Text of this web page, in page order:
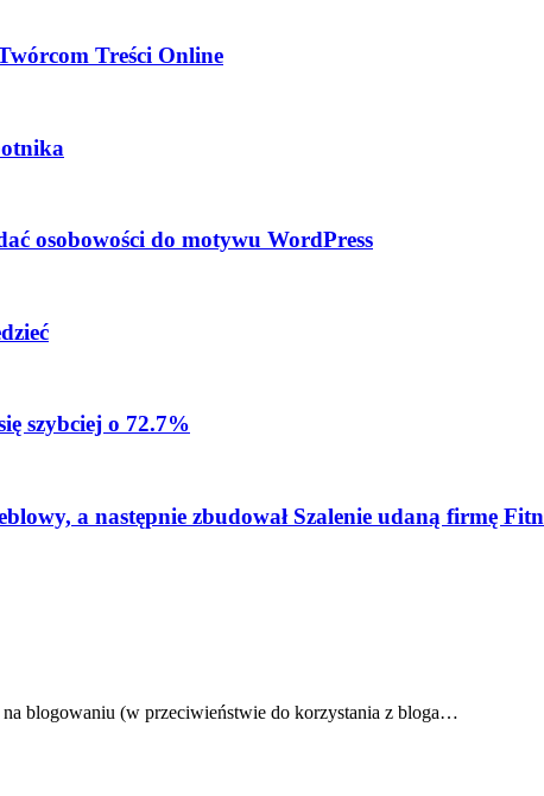
Treści Online
osobowości do motywu WordPress
szybciej o 72.7%
a następnie zbudował Szalenie udaną firmę
blogowaniu (w przeciwieństwie do korzystania z bloga…